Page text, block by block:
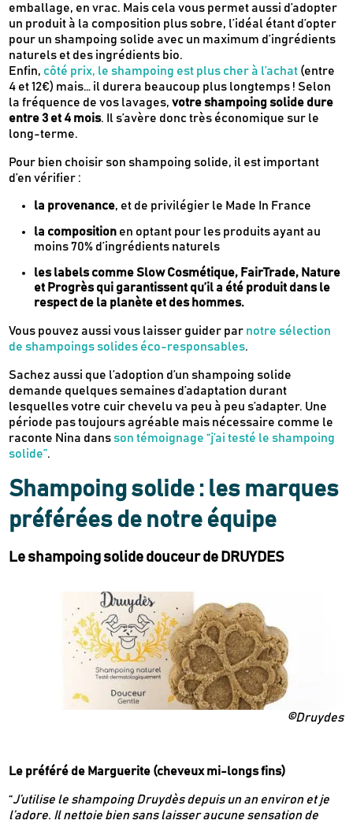
emballage, en vrac. Mais cela vous permet aussi d’adopter
un produit à la composition plus sobre, l’idéal étant d’opter
pour un shampoing solide avec un maximum d’ingrédients
naturels et des ingrédients bio.
Enfin, côté prix, le shampoing est plus cher à l’achat (entre
4 et 12€) mais… il durera beaucoup plus longtemps ! Selon
la fréquence de vos lavages,votre shampoing solide dure
entre 3 et 4 mois. Il s’avère donc très économique sur le
long-terme.
Pour bien choisir son shampoing solide, il est important
d’en vérifier :
la provenance, et de privilégier le Made In France
la composition en optant pour les produits ayant au
moins 70% d’ingrédients naturels
les labels comme Slow Cosmétique, FairTrade, Nature
et Progrès qui garantissent qu’il a été produit dans le
respect de la planète et des hommes.
Vous pouvez aussi vous laisser guider par notre sélection
de shampoings solides éco-responsables.
Sachez aussi que l’adoption d’un shampoing solide
demande quelques semaines d’adaptation durant
lesquelles votre cuir chevelu va peu à peu s’adapter. Une
période pas toujours agréable mais nécessaire comme le
raconte Nina dansson témoignage “j’ai testé le shampoing
solide”.
Shampoing solide : les marques
préférées de notre équipe
Le shampoing solide douceur de DRUYDES
©Druydes
Le préféré de Marguerite (cheveux mi-longs fins)
“J’utilise le shampoing Druydès depuis un an environ et je
l’adore. Il nettoie bien sans laisser aucune sensation de